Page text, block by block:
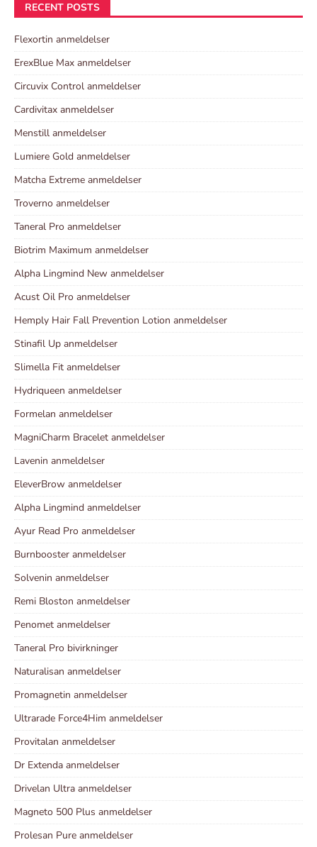
RECENT POSTS
Flexortin anmeldelser
ErexBlue Max anmeldelser
Circuvix Control anmeldelser
Cardivitax anmeldelser
Menstill anmeldelser
Lumiere Gold anmeldelser
Matcha Extreme anmeldelser
Troverno anmeldelser
Taneral Pro anmeldelser
Biotrim Maximum anmeldelser
Alpha Lingmind New anmeldelser
Acust Oil Pro anmeldelser
Hemply Hair Fall Prevention Lotion anmeldelser
Stinafil Up anmeldelser
Slimella Fit anmeldelser
Hydriqueen anmeldelser
Formelan anmeldelser
MagniCharm Bracelet anmeldelser
Lavenin anmeldelser
EleverBrow anmeldelser
Alpha Lingmind anmeldelser
Ayur Read Pro anmeldelser
Burnbooster anmeldelser
Solvenin anmeldelser
Remi Bloston anmeldelser
Penomet anmeldelser
Taneral Pro bivirkninger
Naturalisan anmeldelser
Promagnetin anmeldelser
Ultrarade Force4Him anmeldelser
Provitalan anmeldelser
Dr Extenda anmeldelser
Drivelan Ultra anmeldelser
Magneto 500 Plus anmeldelser
Prolesan Pure anmeldelser